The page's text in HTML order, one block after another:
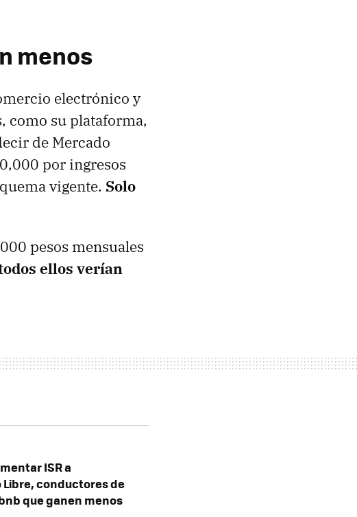
menos
electrónico y
como su plataforma,
de Mercado
por ingresos
vigente. Solo
pesos mensuales
ellos verían
ISR a
conductores de
que ganen menos